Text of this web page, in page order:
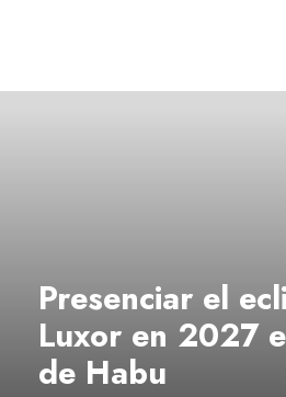
Presenciar el
Luxor en 2027
de Habu